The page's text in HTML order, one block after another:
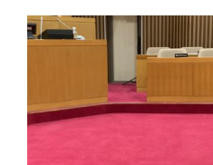
View
Larger